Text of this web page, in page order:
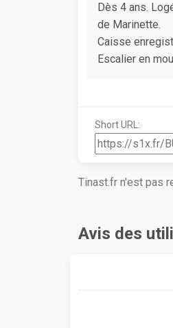
Dès 4 ans.
de Marinette.
Caisse
Escalier en
Short URL:
Tinast.fr n'est pas
Avis des